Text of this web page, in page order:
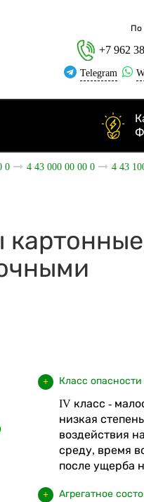
По
+7 962
Telegram
0 4 43 000 00 00 0
4 43
Класс опасности
IV класс -
низкая
воздействия
среду, время
после ущерба
Агрегатное